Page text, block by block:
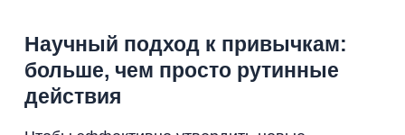
Научный подход к привычкам:
больше, чем просто рутинные
действия